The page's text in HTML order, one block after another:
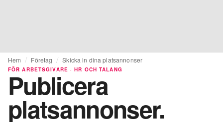
Hem Företag Skicka in dina platsannonser
FÖR ARBETSGIVARE · HR OCH TALANG
Publicera
platsannonser.